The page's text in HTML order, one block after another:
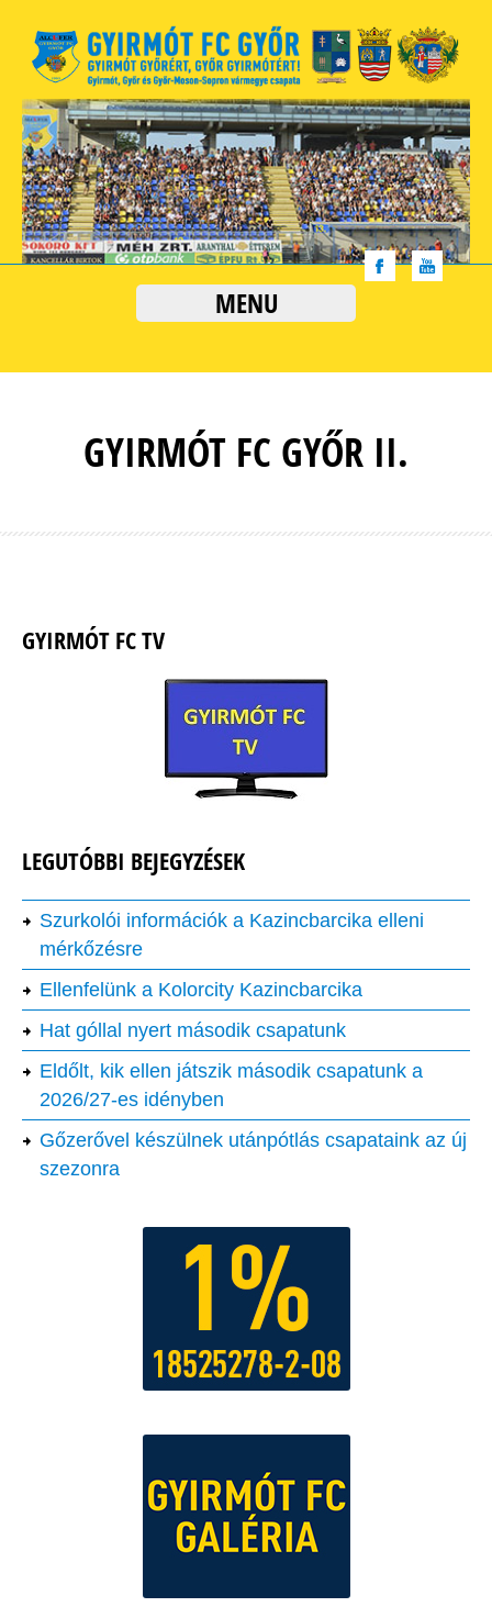
MENU
GYIRMÓT FC GYŐR II.
GYIRMÓT FC TV
LEGUTÓBBI BEJEGYZÉSEK
Szurkolói információk a Kazincbarcika elleni
mérkőzésre
Ellenfelünk a Kolorcity Kazincbarcika
Hat góllal nyert második csapatunk
Eldőlt, kik ellen játszik második csapatunk a
2026/27-es idényben
Gőzerővel készülnek utánpótlás csapataink az új
szezonra